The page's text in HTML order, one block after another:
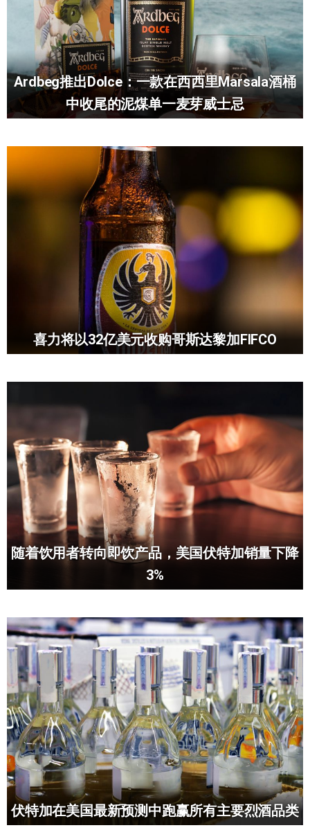
Ardbeg推出Dolce：一款在西西里Marsala酒桶
中收尾的泥煤单一麦芽威士忌
喜力将以32亿美元收购哥斯达黎加FIFCO
随着饮用者转向即饮产品，美国伏特加销量下降
3%
伏特加在美国最新预测中跑赢所有主要烈酒品类